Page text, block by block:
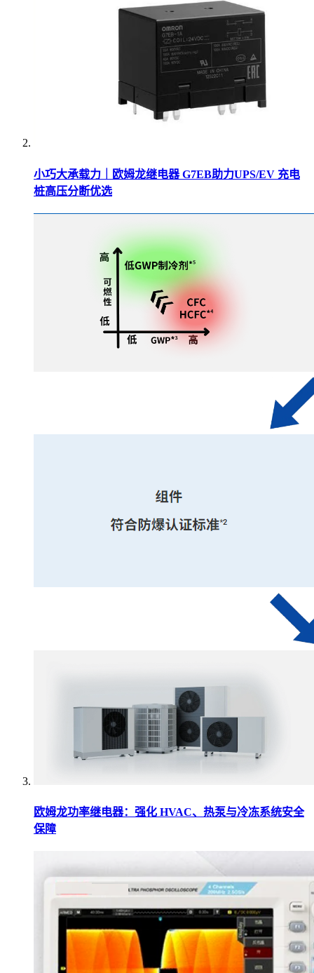
小巧大承载力｜欧姆龙继电器 G7EB助力UPS/EV 充电
桩高压分断优选
欧姆龙功率继电器：强化 HVAC、热泵与冷冻系统安全
保障